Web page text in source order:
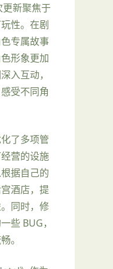
新聚焦于
性。在剧
专属故事
形象更加
入互动，
受不同角
了多项管
营的设施
据自己的
酒店，提
同时，修
些 BUG，
。